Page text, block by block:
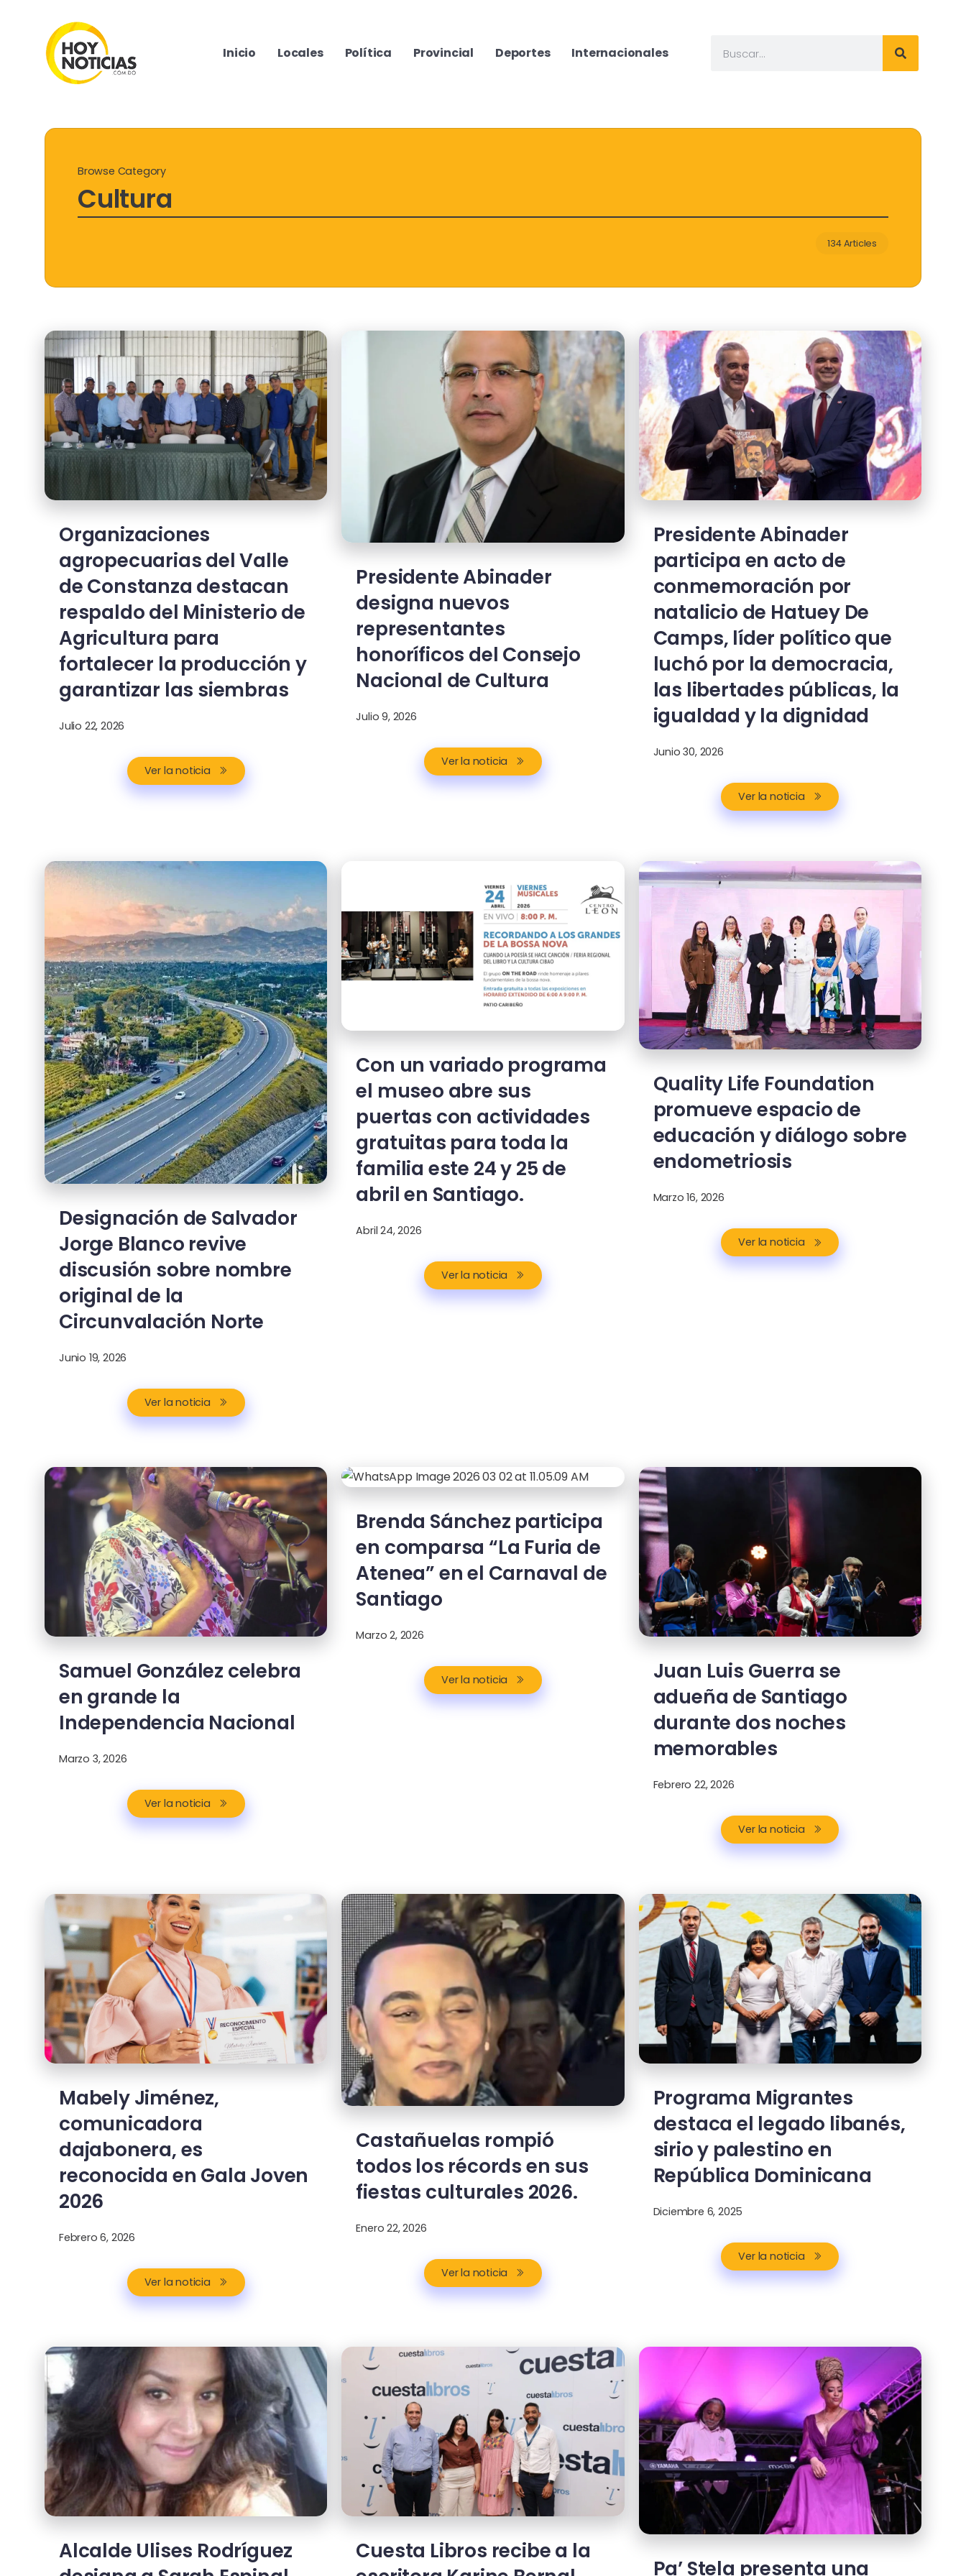
Inicio Locales Política Provincial Deportes Internacionales
Browse Category
Cultura
134 Articles
Organizaciones
agropecuarias del Valle
de Constanza destacan
respaldo del Ministerio de
Agricultura para
fortalecer la producción y
garantizar las siembras
Julio 22, 2026
Ver la noticia
Presidente Abinader
designa nuevos
representantes
honoríficos del Consejo
Nacional de Cultura
Julio 9, 2026
Ver la noticia
Presidente Abinader
participa en acto de
conmemoración por
natalicio de Hatuey De
Camps, líder político que
luchó por la democracia,
las libertades públicas, la
igualdad y la dignidad
Junio 30, 2026
Ver la noticia
Designación de Salvador
Jorge Blanco revive
discusión sobre nombre
original de la
Circunvalación Norte
Junio 19, 2026
Ver la noticia
Con un variado programa
el museo abre sus
puertas con actividades
gratuitas para toda la
familia este 24 y 25 de
abril en Santiago.
Abril 24, 2026
Ver la noticia
Quality Life Foundation
promueve espacio de
educación y diálogo sobre
endometriosis
Marzo 16, 2026
Ver la noticia
Samuel González celebra
en grande la
Independencia Nacional
Marzo 3, 2026
Ver la noticia
Brenda Sánchez participa
en comparsa “La Furia de
Atenea” en el Carnaval de
Santiago
Marzo 2, 2026
Ver la noticia
Juan Luis Guerra se
adueña de Santiago
durante dos noches
memorables
Febrero 22, 2026
Ver la noticia
Mabely Jiménez,
comunicadora
dajabonera, es
reconocida en Gala Joven
2026
Febrero 6, 2026
Ver la noticia
Castañuelas rompió
todos los récords en sus
fiestas culturales 2026.
Enero 22, 2026
Ver la noticia
Programa Migrantes
destaca el legado libanés,
sirio y palestino en
República Dominicana
Diciembre 6, 2025
Ver la noticia
Alcalde Ulises Rodríguez
Cuesta Libros recibe a la
Pa’ Stela presenta una